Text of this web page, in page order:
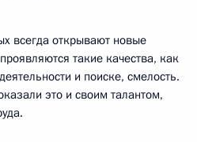
всегда открывают новые
такие качества, как
и поиске, смелость.
это и своим талантом,